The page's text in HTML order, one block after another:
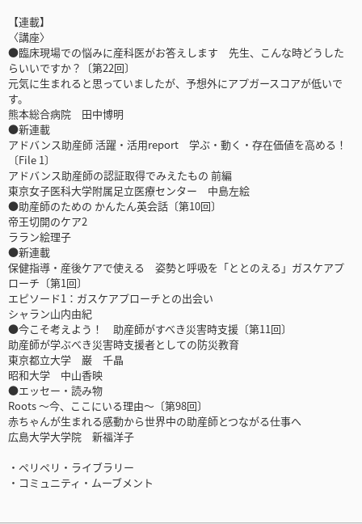
【連載】
〈講座〉
●臨床現場での悩みに産科医がお答えします 先生、こんな時どうした
らいいですか？〔第22回〕
元気に生まれると思っていましたが、予想外にアプガースコアが低いで
す。
熊本総合病院 田中博明
●新連載
アドバンス助産師 活躍・活用report 学ぶ・動く・存在価値を高める！
〔File 1〕
アドバンス助産師の認証取得でみえたもの 前編
東京女子医科大学附属足立医療センター 中島左絵
●助産師のための かんたん英会話〔第10回〕
帝王切開のケア2
ララン絵理子
●新連載
保健指導・産後ケアで使える 姿勢と呼吸を「ととのえる」ガスケアプ
ローチ〔第1回〕
エピソード1：ガスケアプローチとの出会い
シャラン山内由紀
●今こそ考えよう！ 助産師がすべき災害時支援〔第11回〕
助産師が学ぶべき災害時支援者としての防災教育
東京都立大学 巌 千晶
昭和大学 中山香映
●エッセー・読み物
Roots ～今、ここにいる理由～〔第98回〕
赤ちゃんが生まれる感動から世界中の助産師とつながる仕事へ
広島大学大学院 新福洋子
・ペリペリ・ライブラリー
・コミュニティ・ムーブメント